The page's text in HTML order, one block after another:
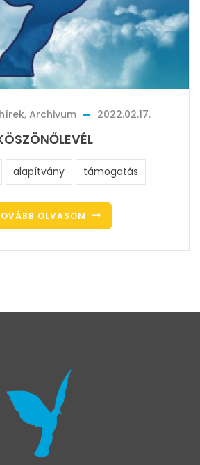
, Archivum 2022.02.17.
alapítvány támogatás
OLVASOM